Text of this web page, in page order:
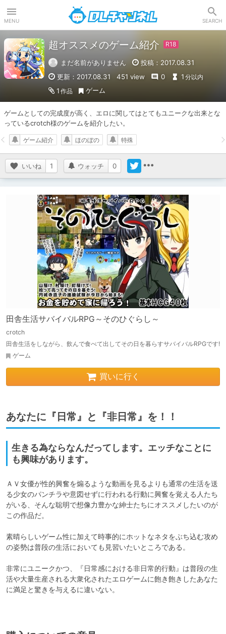
MENU SEARCH
超オススメのゲーム紹介
まだ名前がありません
投稿：2017.08.31
更新：2017.08.31
451 view 0 1 分以内
1 作品 ゲーム
ゲームとしての完成度が高く、エロに関してはとてもユニークな出来とな
っているcrotch様のゲームを紹介したい。
いいね 1 ウォッチ 0
ゲーム紹介 ほのぼの 特殊
田舎生活サバイバルRPG～そのひぐらし～
crotch
田舎生活をしながら、飲んで食べて出してその日を暮らすサバイバルRPGです!
ゲーム
買いに行く
あなたに『日常』と『非日常』を！！
生きる為ならなんだってします。エッチなことに
も興味があります。
ＡＶ女優が性的興奮を煽るような動画を見るよりも通常の生活を送
る少女のパンチラや意図せずに行われる行動に興奮を覚える人たち
がいる、そんな聡明で想像力豊かな紳士たちにオススメしたいのが
この作品だ。
素晴らしいゲーム性に加えて時事的にホットなネタをぶち込む攻め
の姿勢は普段の生活においても見習いたいところである。
非常にユニークかつ、『日常感における非日常的行動』は普段の生
活や大量生産される大衆化されたエロゲームに飽き飽きしたあなた
に満足と驚きを与えるに違いない。